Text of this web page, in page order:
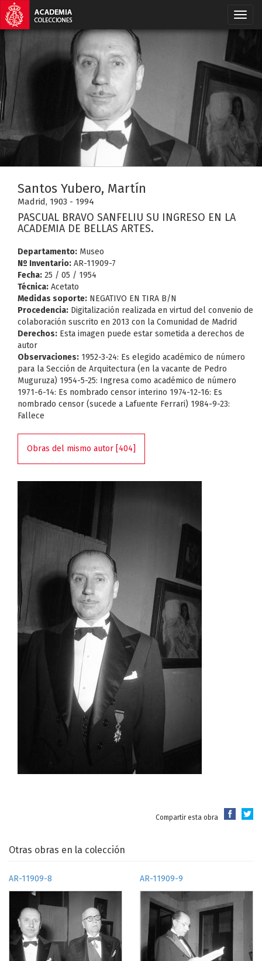
Santos Yubero, Martín
Madrid, 1903 - 1994
PASCUAL BRAVO SANFELIU SU INGRESO EN LA
ACADEMIA DE BELLAS ARTES.
Departamento: Museo
Nº Inventario: AR-11909-7
Fecha: 25 / 05 / 1954
Técnica: Acetato
Medidas soporte: NEGATIVO EN TIRA B/N
Procedencia: Digitalización realizada en virtud del convenio de
colaboración suscrito en 2013 con la Comunidad de Madrid
Derechos: Esta imagen puede estar sometida a derechos de
autor
Observaciones: 1952-3-24: Es elegido académico de número
para la Sección de Arquitectura (en la vacante de Pedro
Muguruza) 1954-5-25: Ingresa como académico de número
1971-6-14: Es nombrado censor interino 1974-12-16: Es
nombrado censor (sucede a Lafuente Ferrari) 1984-9-23:
Fallece
Obras del mismo autor [404]
Compartir esta obra
Otras obras en la colección
AR-11909-8 AR-11909-9